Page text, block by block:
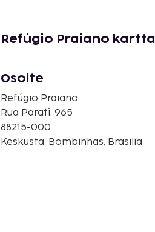
Refúgio Praiano kartta
Osoite
Refúgio Praiano
Rua Parati, 965
88215-000
Keskusta, Bombinhas, Brasilia